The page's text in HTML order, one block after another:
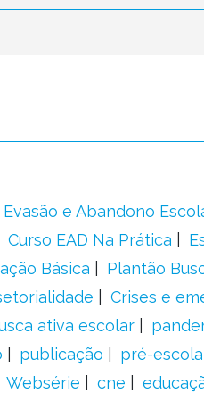
Evasão e Abandono
Curso EAD Na Prática
Básica
Plantão
Crises e
ativa escolar
publicação pré-escola
Websérie cne